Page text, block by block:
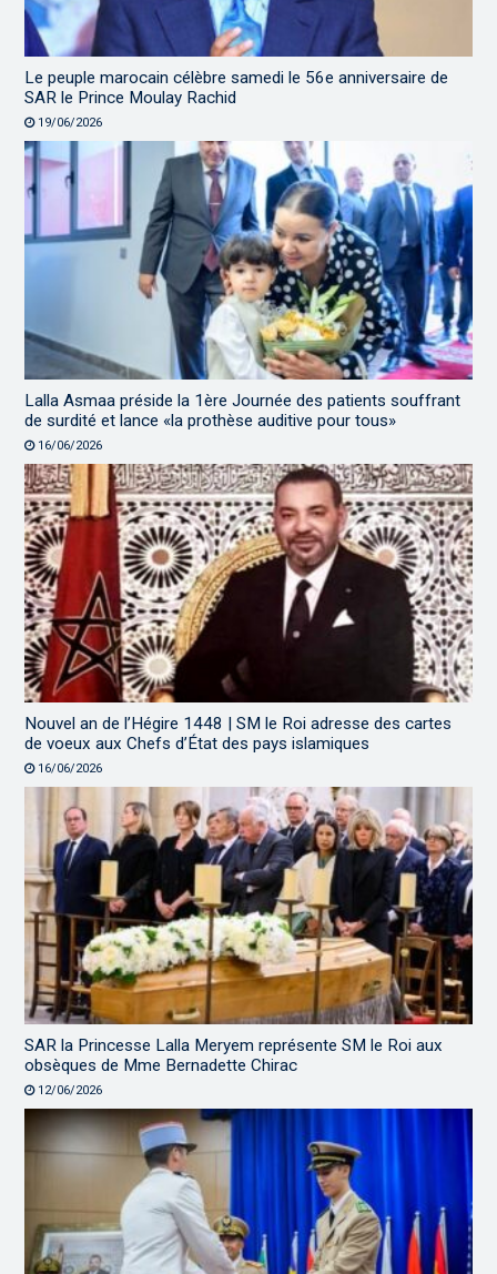
Le peuple marocain célèbre samedi le 56e anniversaire de
SAR le Prince Moulay Rachid
19/06/2026
Lalla Asmaa préside la 1ère Journée des patients souffrant
de surdité et lance «la prothèse auditive pour tous»
16/06/2026
Nouvel an de l’Hégire 1448 | SM le Roi adresse des cartes
de voeux aux Chefs d’État des pays islamiques
16/06/2026
SAR la Princesse Lalla Meryem représente SM le Roi aux
obsèques de Mme Bernadette Chirac
12/06/2026